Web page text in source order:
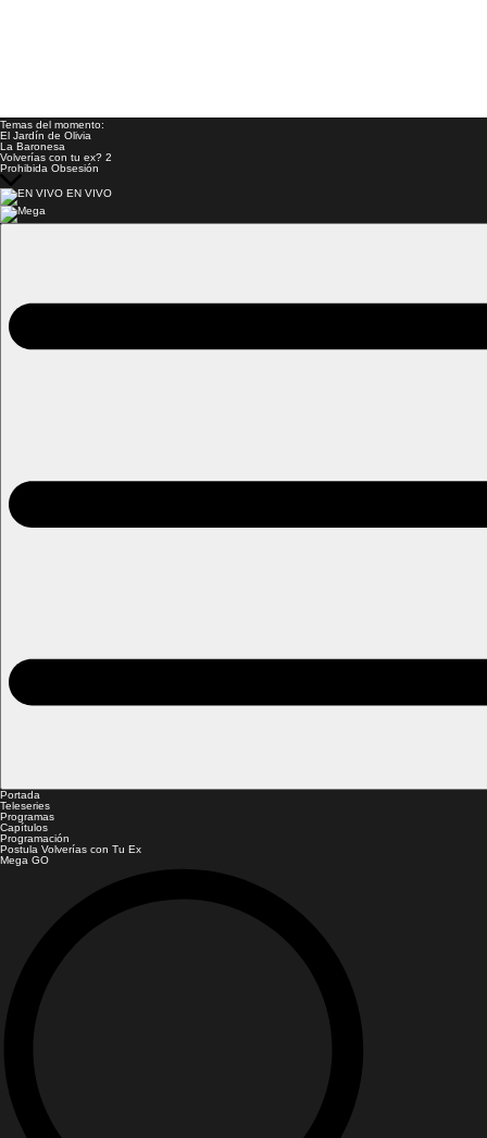
Temas del momento:
El Jardín de Olivia
La Baronesa
Volverías con tu ex? 2
Prohibida Obsesión
EN VIVO
Portada
Teleseries
Programas
Capítulos
Programación
Postula Volverías con Tu Ex
Mega GO